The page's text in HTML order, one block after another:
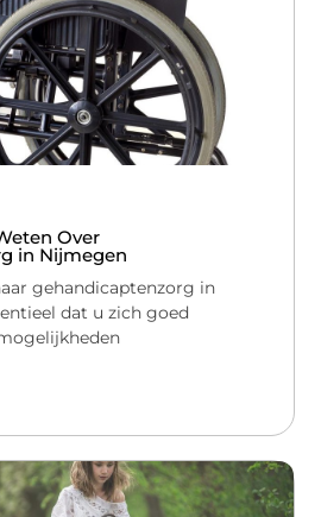
Over
in Nijmegen
gehandicaptenzorg in
dat u zich goed